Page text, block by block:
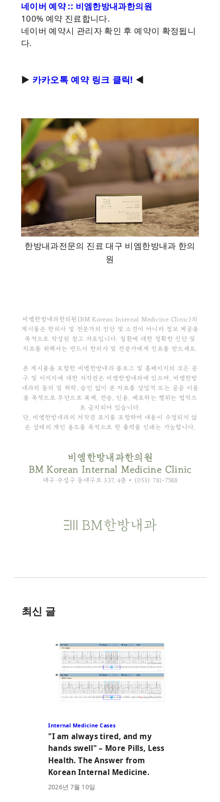
네이버 예약 :: 비엠한방내과한의원
100% 예약 진료합니다.
네이버 예약시 관리자 확인 후 예약이 확정됩니
다.
► 카카오톡 예약 링크 클릭! ◀︎
한방내과전문의 진료 대구 비엠한방내과 한의
원
비엠한방내과한의원(BM Korean Internal Medicine Clinic)의
게시물은 한의사 및 전문가의 진단 및 소견이 아니라 정보 제공을
목적으로 작성된 참고 자료입니다. 질환에 대한 정확한 진단 및
치료를 위해서는 반드시 한의사 및 전문가에게 진료를 받으세요.
본 게시물을 포함한 비엠한방내과 블로그 및 홈페이지의 모든 문
구 및 이미지에 대한 저작권은 비엠한방내과에 있으며, 비엠한방
내과의 동의 및 허락, 승인 없이 본 자료를 상업적 또는 공공 이용
을 목적으로 무단으로 복제, 전송, 인용, 배포하는 행위는 법적으
로 금지되어 있습니다.
단, 비엠한방내과의 저작권 표기를 포함하며 내용이 수정되지 않
은 상태의 개인 용도를 목적으로 한 출력물 인쇄는 가능합니다.
비엠한방내과한의원
BM Korean Internal Medicine Clinic
대구 수성구 동대구로 337, 4층 • (053) 781-7588
최신 글
Internal Medicine Cases
"I am always tired, and my
hands swell" – More Pills, Less
Health. The Answer from
Korean Internal Medicine.
2026년 7월 10일